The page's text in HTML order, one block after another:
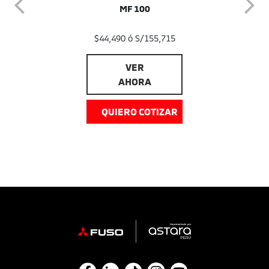
MF 100
$44,490 ó S/155,715
VER
AHORA
QUIERO COTIZAR